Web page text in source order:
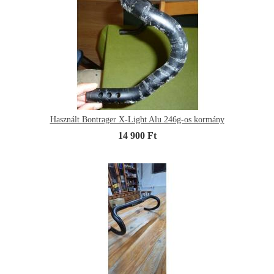
Használt Bontrager X-Light Alu 246g-os kormány
14 900 Ft